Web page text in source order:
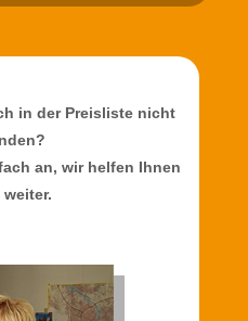
in der Preisliste nicht
an, wir helfen Ihnen
weiter.